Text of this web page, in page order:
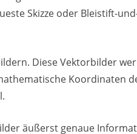
Skizze oder Bleistift-
Diese Vektorbilder
Koordinaten
äußerst genaue